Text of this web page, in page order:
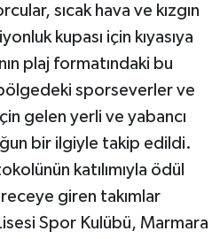
sıcak hava ve kızgın
kupası için kıyasıya
plaj formatındaki bu
sporseverler ve
gelen yerli ve yabancı
bir ilgiyle takip edildi.
katılımıyla ödül
giren takımlar
Spor Kulübü, Marmara